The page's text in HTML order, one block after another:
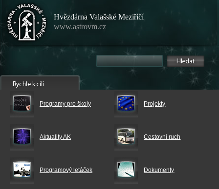
Hvězdárna Valašské Meziříčí
www.astrovm.cz
Programy pro školy Projekty
Aktuality AK Cestovní ruch
Programový letáček Dokumenty